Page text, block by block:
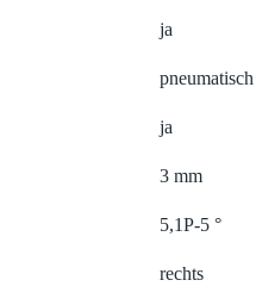
ja
pneumatisch
ja
3 mm
5,1P-5 °
rechts